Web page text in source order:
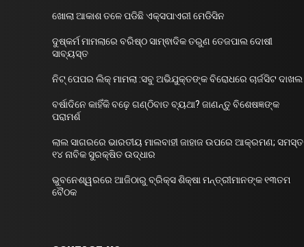
ଖୋଲା ଆକାଶ ତଳେ ପଡିଛି ଏକ୍ସପାଏରୀ ମେଡିସିନ
ଦୁଷ୍କର୍ମ ମାମଲାରେ ବରିଷ୍ଠ ସାମ୍ଵାଦିକ ତରୁଣ ତେଜପାଲ ଦୋଷୀ
ସାବ୍ୟସ୍ତ
ନିଟ୍ ପେପର ଲିକ୍ ମାମଲା :ସବୁ ଅଭିଯୁକ୍ତଙ୍କ ବିରୋଧରେ ଚାର୍ଜସିଟ ଦାଖଲ
ବର୍ଷାଦିନେ କାହିଁକି ବଢ଼େ ଗଣ୍ଠିବାତ ବ୍ୟଥା? ଜାଣନ୍ତୁ ବିଶେଷଜ୍ଞଙ୍କ
ପରାମର୍ଶ
ଲାଲ ସାଗରରେ ଭାରତୀୟ ମାଲବାହୀ ଜାହାଜ ଉପରେ ଆକ୍ରମଣ; ସମସ୍ତ
୧୪ ନାବିକ ସୁରକ୍ଷିତ ଉଦ୍ଧାର
ଭୁବନେଶ୍ୱରରେ ଆଜିଠାରୁ ବ୍ରିକ୍ସ ଶିକ୍ଷା ମନ୍ତ୍ରୀମାନଙ୍କ ୧୩ତମ
ବୈଠକ